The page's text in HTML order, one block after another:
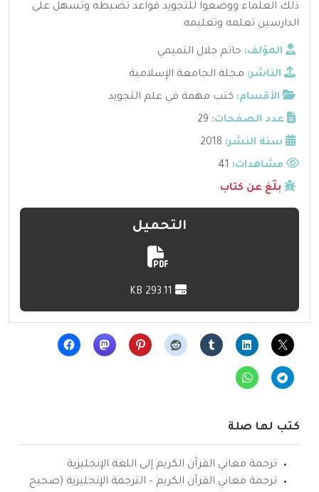
ذلك العلماء ووضعوا للتجويد قواعد تضبطه وتسهل على
الدارسين تعلمه وتعليمه.
المؤلف: حاتم جلال التميمي
الناشر: مجلة الجامعة الإسلامية
الأقسام: كتب مهمة في علم التجويد
عدد الصفحات: 29
سنة النشر: 2018
مشاهدات:
بلّغ عن كتاب
التحميل
كتب لها صلة
ترجمة معاني القرآن الكريم إلى اللغة الإنجليزية
ترجمة معاني القرآن الكريم – الترجمة الإنجليزية (صحيح